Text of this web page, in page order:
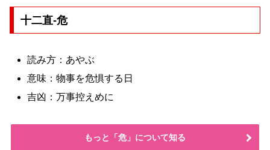
十二直-危
読み方：あやぶ
意味：物事を危惧する日
吉凶：万事控えめに
もっと「危」について知る